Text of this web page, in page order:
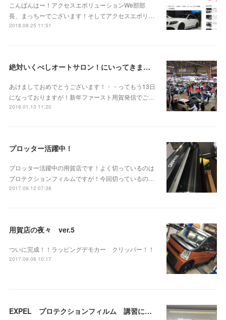
こんばんはー！アクセスエボリューションWe部部
長、まっちーでございます！そしてアクセスエボリ…
2018.08.25 11:51
絶対いくべしオートサロン！にいってきました！
あけましておめでとうございます！・・ってもう13日
になっておりますが！新年ファースト用賀発信でご…
2018.01.13 11:20
プロッター活躍中！
プロッター活躍中の用賀店です！よく切っているのは
プロテクションフィルムですが！今回切っているの…
2017.09.12 07:38
用賀店の夜々 ver.5
ついに完成！！ラッピングデモカー クリッパー！！
2017.09.08 10:17
EXPEL プロテクションフィルム 講習に行ってまいりました！